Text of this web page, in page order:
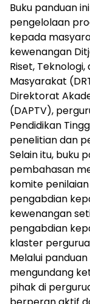
Buku panduan
pengelolaan
kepada
kewenangan
Riset,
Masyarakat
Direktorat
(DAPTV),
Pendidikan
penelitian dan
Selain itu, buku
pembahasan
komite
pengabdian
kewenangan
pengabdian
klaster
Melalui
mengundang
pihak di